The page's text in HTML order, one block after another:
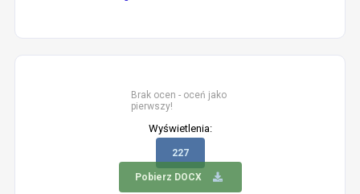
Brak ocen - oceń jako
pierwszy!
Wyświetlenia:
227
Pobierz DOCX